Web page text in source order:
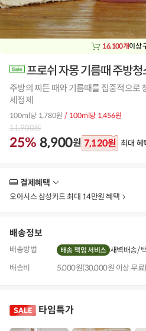
16,100개이상
프로쉬 자몽 기름때 주방청
주방의 찌든 때와 기름때를 집중적으로
세정제
100ml당 1,780원 / 100ml당 1,456원
11,900원
25% 8,900원 7,120원 최대 혜
결제혜택
보
오아시스 삼성카드 최대 14만원 혜택
배송정보
배송방법 배송 책임 서비스 새벽배송
배송비
5,000원(30,000원 이상 무료)
타임특가